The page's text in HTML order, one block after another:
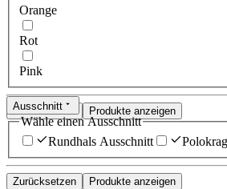
Orange
Rot
Pink
Zurücksetzen Produkte anzeigen
Ausschnitt
Wähle einen Ausschnitt
Rundhals Ausschnitt
Zurücksetzen
Produkte anzeigen